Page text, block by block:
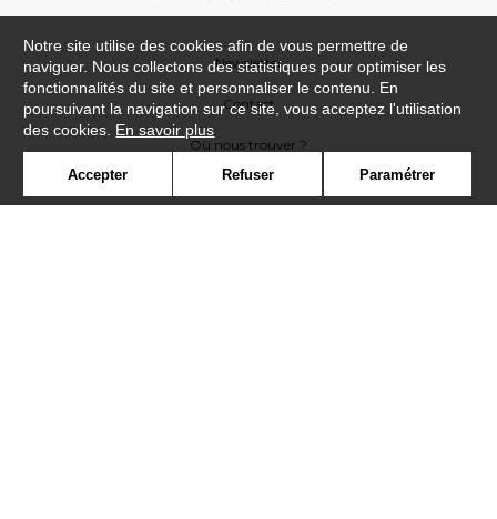
Newsletter
Contact
Où nous trouver ?
Notre site utilise des cookies afin de vous permettre de
naviguer. Nous collectons des statistiques pour optimiser les
fonctionnalités du site et personnaliser le contenu. En
poursuivant la navigation sur ce site, vous acceptez l'utilisation
des cookies. En savoir plus
Accepter Refuser Paramétrer